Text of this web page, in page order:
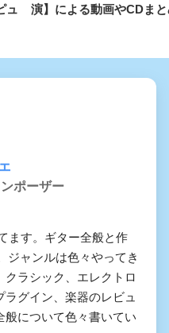
ュ
演】による動画やCDま
ポーザー
ます。ギター全般と作
ジャンルは色々やってき
クラシック、エレクトロ
グイン、楽器のレビュ
般について色々書いてい